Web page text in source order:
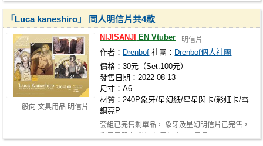
一般向 文具用品 明信片
「Luca kaneshiro」 同人明信片共4款
NIJISANJI EN Vtuber 明信片
作者： Drenbof 社團： Drenbof個人社團
價格：30元（Set:100元）
發售日期：2022-08-13
尺寸：A6
材質：240P象牙/星幻紙/星星閃卡/彩虹卡/雪
銅亮P
套組已完售剩單品， 象牙及星幻明信片已完售，